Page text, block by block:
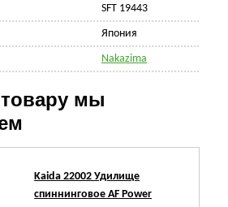
SFT 19443
Япония
Nakazima
мы
Kaida 22002 Удилище
спиннинговое AF Power